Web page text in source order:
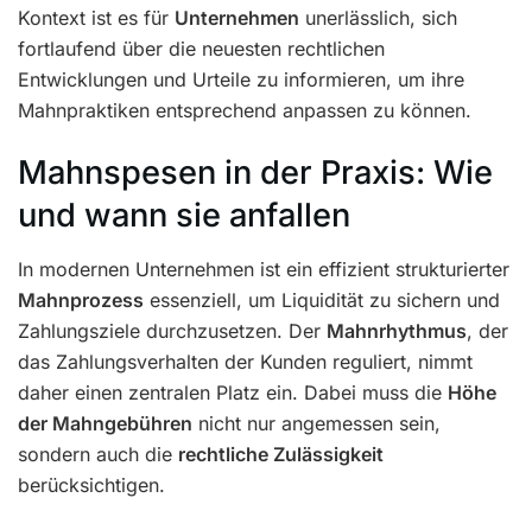
Kontext ist es für Unternehmen unerlässlich, sich
fortlaufend über die neuesten rechtlichen
Entwicklungen und Urteile zu informieren, um ihre
Mahnpraktiken entsprechend anpassen zu können.
Mahnspesen in der Praxis: Wie
und wann sie anfallen
In modernen Unternehmen ist ein effizient strukturierter
Mahnprozess essenziell, um Liquidität zu sichern und
Zahlungsziele durchzusetzen. Der Mahnrhythmus, der
das Zahlungsverhalten der Kunden reguliert, nimmt
daher einen zentralen Platz ein. Dabei muss die Höhe
der Mahngebühren nicht nur angemessen sein,
sondern auch die rechtliche Zulässigkeit
berücksichtigen.